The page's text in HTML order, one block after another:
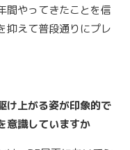
間やってきたことを信
抑えて普段通りにプレ
け上がる姿が印象的で
意識していますか